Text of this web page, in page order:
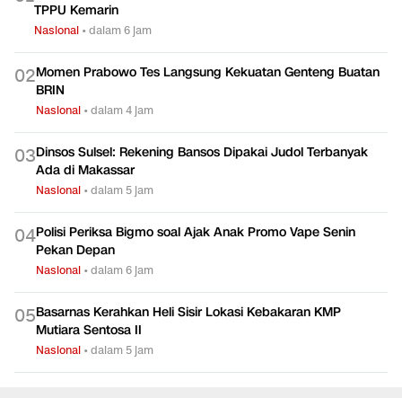
TPPU Kemarin
Nasional •dalam 6 jam
02Momen Prabowo Tes Langsung Kekuatan Genteng Buatan
BRIN
Nasional •dalam 4 jam
03Dinsos Sulsel: Rekening Bansos Dipakai Judol Terbanyak
Ada di Makassar
Nasional •dalam 5 jam
04Polisi Periksa Bigmo soal Ajak Anak Promo Vape Senin
Pekan Depan
Nasional •dalam 6 jam
05Basarnas Kerahkan Heli Sisir Lokasi Kebakaran KMP
Mutiara Sentosa II
Nasional •dalam 5 jam